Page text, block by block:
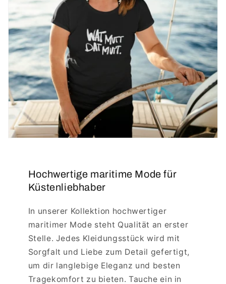
Hochwertige maritime Mode für
Küstenliebhaber
In unserer Kollektion hochwertiger
maritimer Mode steht Qualität an erster
Stelle. Jedes Kleidungsstück wird mit
Sorgfalt und Liebe zum Detail gefertigt,
um dir langlebige Eleganz und besten
Tragekomfort zu bieten. Tauche ein in